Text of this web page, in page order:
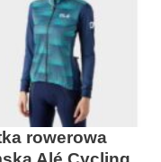
rowerowa